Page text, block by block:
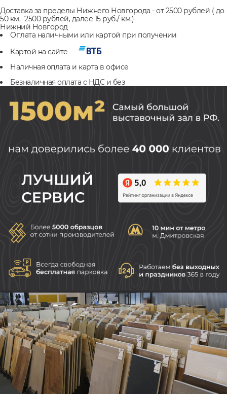
Доставка за пределы Нижнего Новгорода - от 2500 рублей ( до
50 км.- 2500 рублей, далее 15 руб./ км.)
Нижний Новгород
Оплата наличными или картой при получении
Картой на сайте
Наличная оплата и карта в офисе
Безналичная оплата с НДС и без